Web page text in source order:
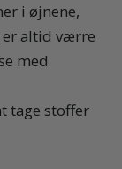
i øjnene,
er altid værre
med
tage stoffer